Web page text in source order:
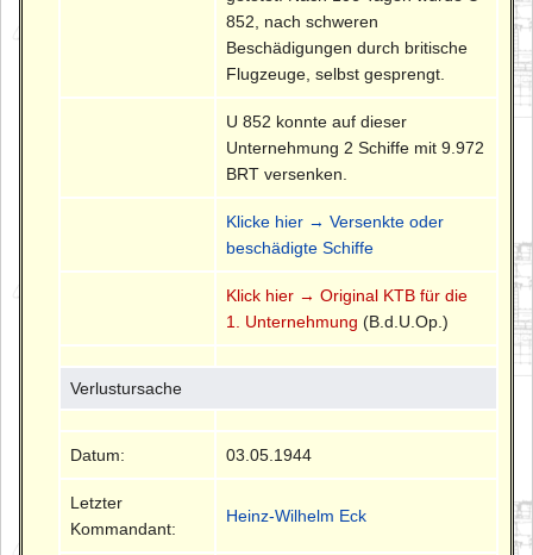
852, nach schweren
Beschädigungen durch britische
Flugzeuge, selbst gesprengt.
U 852 konnte auf dieser
Unternehmung 2 Schiffe mit 9.972
BRT versenken.
Klicke hier → Versenkte oder
beschädigte Schiffe
Klick hier → Original KTB für die
1. Unternehmung (B.d.U.Op.)
Verlustursache
Datum: 03.05.1944
Letzter
Kommandant:
Heinz-Wilhelm Eck